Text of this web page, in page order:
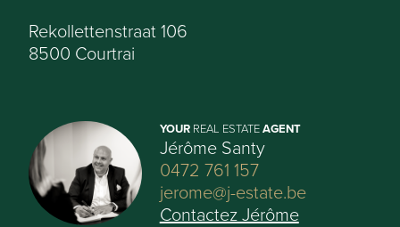
Rekollettenstraat 106
8500 Courtrai
YOUR REAL ESTATEAGENT
Jérôme Santy
0472 761 157
jerome@j-estate.be
Contactez Jérôme